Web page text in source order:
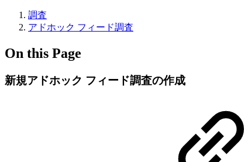
調査
アドホック フィード調査
On this Page
新規アドホック フィード調査の作成